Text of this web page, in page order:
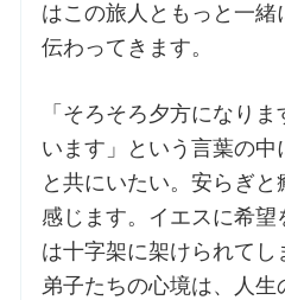
はこの旅人ともっと一緒
伝わってきます。
「そろそろ夕方になり
います」という言葉の
と共にいたい。安らぎ
感じます。イエスに希
は十字架に架けられてし
弟子たちの心境は、人